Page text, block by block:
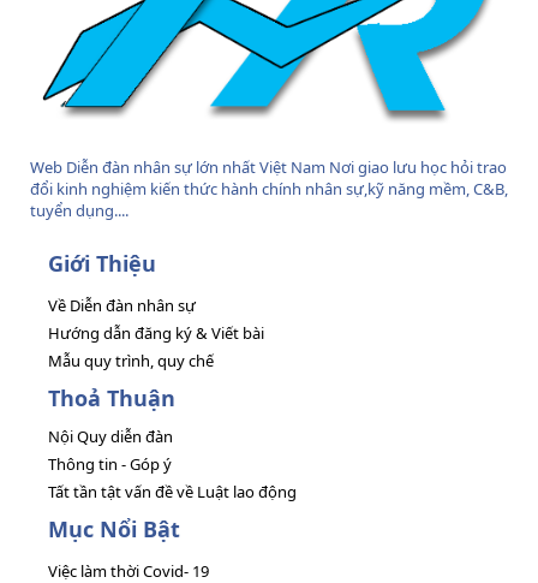
Web Diễn đàn nhân sự lớn nhất Việt Nam Nơi giao lưu học hỏi trao
đổi kinh nghiệm kiến thức hành chính nhân sự,kỹ năng mềm, C&B,
tuyển dụng....
Giới Thiệu
Về Diễn đàn nhân sự
Hướng dẫn đăng ký & Viết bài
Mẫu quy trình, quy chế
Thoả Thuận
Nội Quy diễn đàn
Thông tin - Góp ý
Tất tần tật vấn đề về Luật lao động
Mục Nổi Bật
Việc làm thời Covid- 19